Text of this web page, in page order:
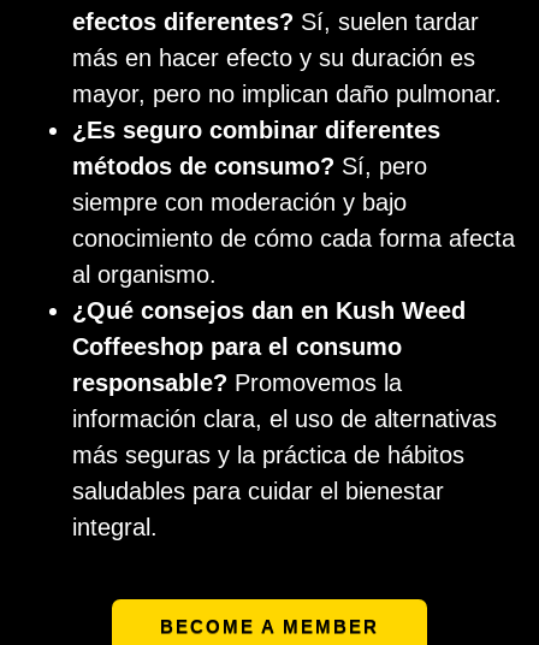
efectos diferentes? Sí, suelen tardar
más en hacer efecto y su duración es
mayor, pero no implican daño pulmonar.
¿Es seguro combinar diferentes
métodos de consumo? Sí, pero
siempre con moderación y bajo
conocimiento de cómo cada forma afecta
al organismo.
¿Qué consejos dan en Kush Weed
Coffeeshop para el consumo
responsable? Promovemos la
información clara, el uso de alternativas
más seguras y la práctica de hábitos
saludables para cuidar el bienestar
integral.
BECOME A MEMBER